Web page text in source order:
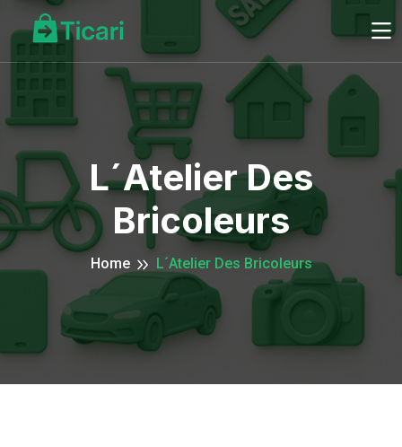
L´Atelier Des
Bricoleurs
Home L´Atelier Des Bricoleurs